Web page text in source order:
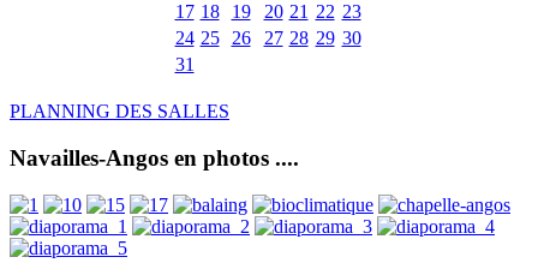
17 18 19 20 21 22 23
24 25 26 27 28 29 30
31
PLANNING DES SALLES
Navailles-Angos en photos ....